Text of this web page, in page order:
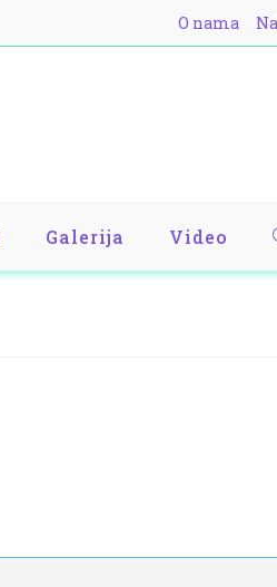
O nama
Galerija Video